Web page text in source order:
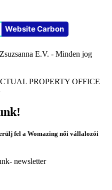
Website Carbon
E.V. - Minden jog
PROPERTY OFFICE
fel a Womazing női vállalozói